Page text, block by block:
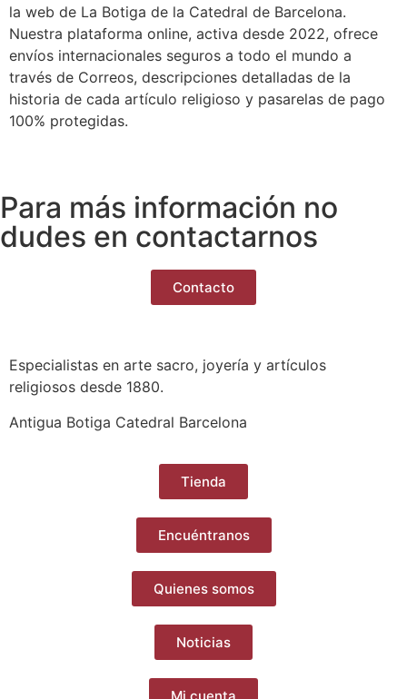
la web de La Botiga de la Catedral de Barcelona.
Nuestra plataforma online, activa desde 2022, ofrece
envíos internacionales seguros a todo el mundo a
través de Correos, descripciones detalladas de la
historia de cada artículo religioso y pasarelas de pago
100% protegidas.
Para más información no
dudes en contactarnos
Contacto
Especialistas en arte sacro, joyería y artículos
religiosos desde 1880.
Antigua Botiga Catedral Barcelona
Tienda
Encuéntranos
Quienes somos
Noticias